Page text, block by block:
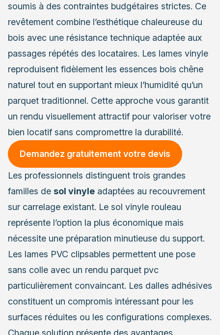
soumis à des contraintes budgétaires strictes. Ce
revêtement combine l’esthétique chaleureuse du
bois avec une résistance technique adaptée aux
passages répétés des locataires. Les lames vinyle
reproduisent fidèlement les essences bois chêne
naturel tout en supportant mieux l’humidité qu’un
parquet traditionnel. Cette approche vous garantit
un rendu visuellement attractif pour valoriser votre
bien locatif sans compromettre la durabilité.
Demandez gratuitement votre devis
Les professionnels distinguent trois grandes
familles de sol vinyle adaptées au recouvrement
sur carrelage existant. Le sol vinyle rouleau
représente l’option la plus économique mais
nécessite une préparation minutieuse du support.
Les lames PVC clipsables permettent une pose
sans colle avec un rendu parquet pvc
particulièrement convaincant. Les dalles adhésives
constituent un compromis intéressant pour les
surfaces réduites ou les configurations complexes.
Chaque solution présente des avantages